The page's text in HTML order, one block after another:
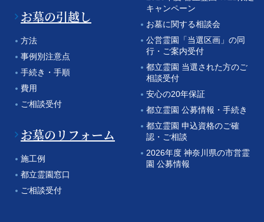
お墓の引越し
方法
事例別注意点
手続き・手順
費用
ご相談受付
お墓のリフォーム
施工例
都立霊園窓口
ご相談受付
キャンペーン
お墓に関する相談会
公営霊園「当選区画」の同
行・ご案内受付
都立霊園 当選された方のご
相談受付
安心の20年保証
都立霊園 公募情報・手続き
都立霊園 申込資格のご確
認・ご相談
2026年度 神奈川県の市営霊
園 公募情報